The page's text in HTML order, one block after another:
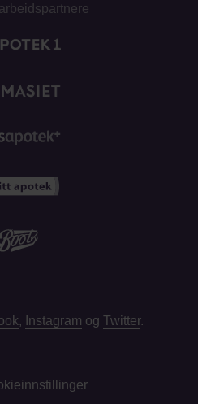
, Instagram og Twitter.